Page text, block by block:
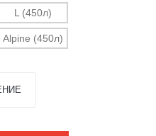
L (450л)
Alpine (450л)